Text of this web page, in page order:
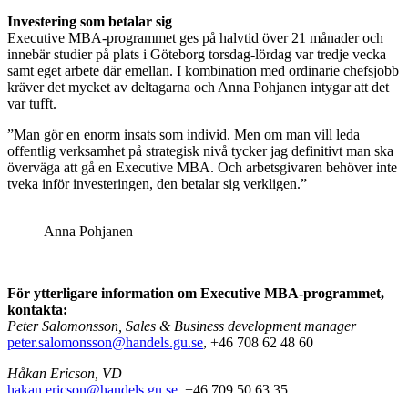
Investering som betalar sig
Executive MBA-programmet ges på halvtid över 21 månader och
innebär studier på plats i Göteborg torsdag-lördag var tredje vecka
samt eget arbete där emellan. I kombination med ordinarie chefsjobb
kräver det mycket av deltagarna och Anna Pohjanen intygar att det
var tufft.
”Man gör en enorm insats som individ. Men om man vill leda
offentlig verksamhet på strategisk nivå tycker jag definitivt man ska
överväga att gå en Executive MBA. Och arbetsgivaren behöver inte
tveka inför investeringen, den betalar sig verkligen.”
Anna Pohjanen
För ytterligare information om Executive MBA-programmet,
kontakta:
Peter Salomonsson, Sales & Business development manager
peter.salomonsson@handels.gu.se, +46 708 62 48 60
Håkan Ericson, VD
hakan.ericson@handels.gu.se, +46 709 50 63 35